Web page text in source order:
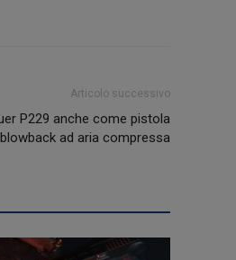
Articolo successivo
P229 anche come pistola
blowback ad aria compressa